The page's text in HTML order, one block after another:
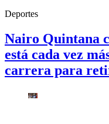
Deportes
Nairo Quintana
está cada vez
carrera para